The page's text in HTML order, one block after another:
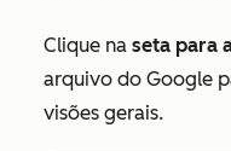
Clique na seta para
arquivo do Google
visões gerais.